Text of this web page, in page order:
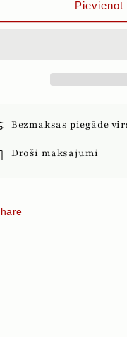
CIETE,
Pievienot
Bezmaksas piegāde
Droši maksājumi